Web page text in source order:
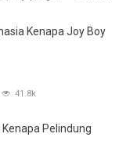
Kenapa Joy Boy
41.8k
Pelindung